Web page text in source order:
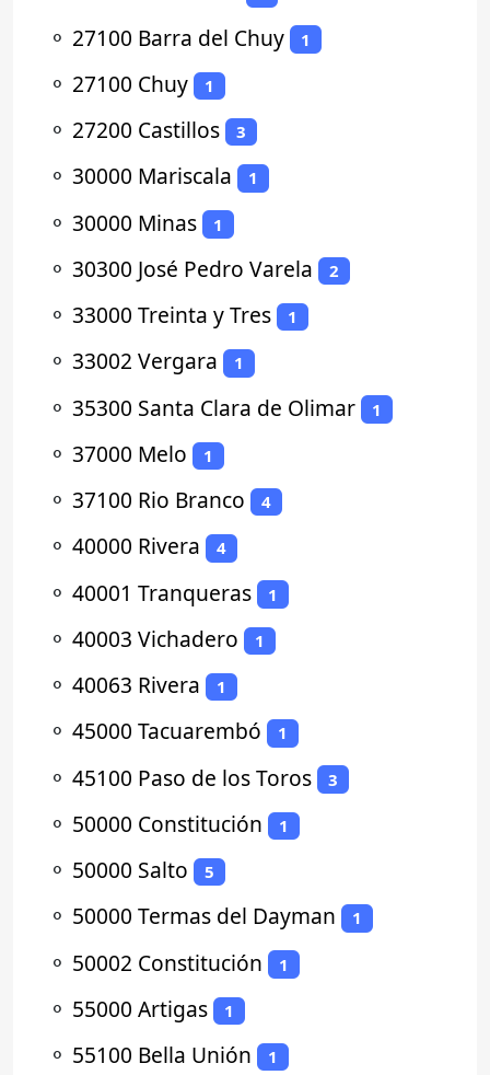
⚬ 27100 Barra del Chuy 1
⚬ 27100 Chuy 1
⚬ 27200 Castillos 3
⚬ 30000 Mariscala 1
⚬ 30000 Minas 1
⚬ 30300 José Pedro Varela 2
⚬ 33000 Treinta y Tres 1
⚬ 33002 Vergara 1
⚬ 35300 Santa Clara de Olimar 1
⚬ 37000 Melo 1
⚬ 37100 Rio Branco 4
⚬ 40000 Rivera 4
⚬ 40001 Tranqueras 1
⚬ 40003 Vichadero 1
⚬ 40063 Rivera 1
⚬ 45000 Tacuarembó 1
⚬ 45100 Paso de los Toros 3
⚬ 50000 Constitución 1
⚬ 50000 Salto 5
⚬ 50000 Termas del Dayman 1
⚬ 50002 Constitución 1
⚬ 55000 Artigas 1
⚬ 55100 Bella Unión 1